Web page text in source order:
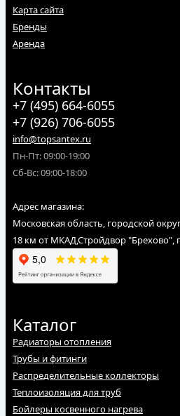
Карта сайта
Бренды
Аренда
Контакты
+7 (495) 664-6055
+7 (926) 706-6055
info@topsantex.ru
Пн-Пт: 09:00-19:00
Сб-Вс: 09:00-18:00
Адрес магазина:
Московская область, городской
18 км от МКАД,Стройдвор "Брехово",
Каталог
Радиаторы отопления
Трубы и фитинги
Распределительные коллекторы
Теплоизоляция для труб
Бойлеры косвенного нагрева